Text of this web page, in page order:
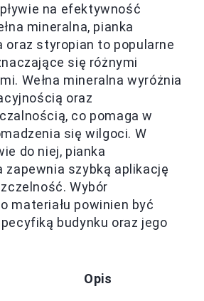
na efektywność
mineralna, pianka
oraz styropian to popularne
się różnymi
Wełna mineralna wyróżnia
oraz
co pomaga w
się wilgoci. W
do niej, pianka
zapewnia szybką aplikację
Wybór
materiału powinien być
budynku oraz jego
Opis